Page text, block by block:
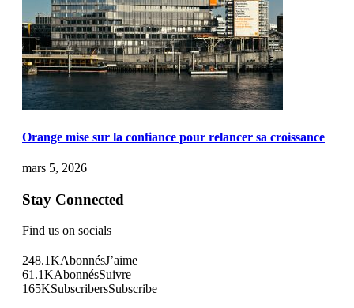
Orange mise sur la confiance pour relancer sa croissance
mars 5, 2026
Stay Connected
Find us on socials
248.1KAbonnésJ’aime
61.1KAbonnésSuivre
165KSubscribersSubscribe